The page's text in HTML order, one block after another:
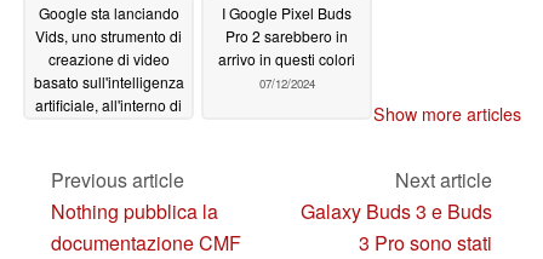
Google sta lanciando
Vids, uno strumento di
creazione di video
basato sull'intelligenza
artificiale, all'interno di
I Google Pixel Buds
Pro 2 sarebbero in
arrivo in questi colori
07/12/2024
Show more articles
Previous article
Nothing pubblica la
documentazione CMF
Next article
Galaxy Buds 3 e Buds
3 Pro sono stati